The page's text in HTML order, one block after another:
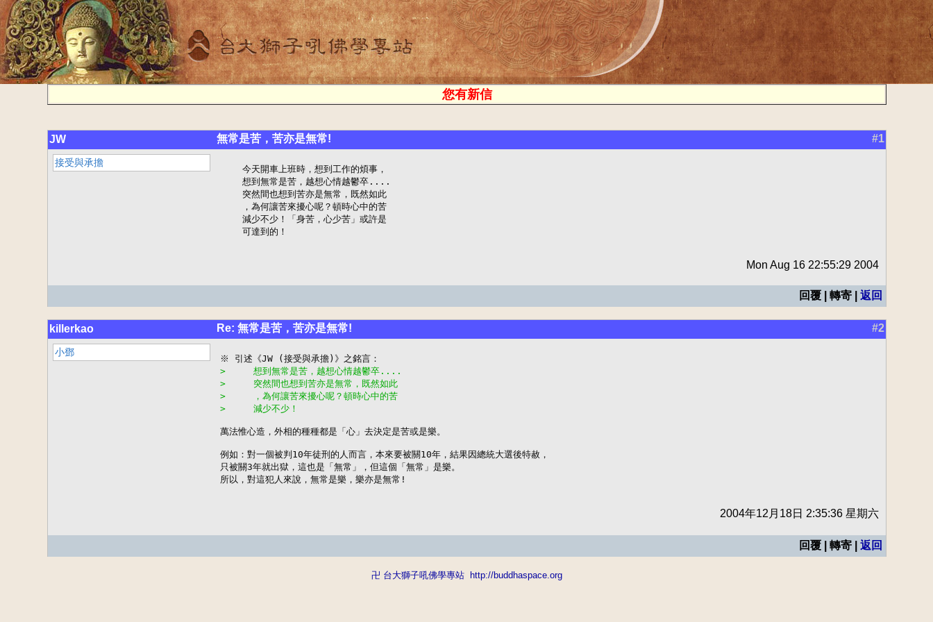
您有新信
JW 無常是苦，苦亦是無常! #1
接受與承擔
    今天開車上班時，想到工作的煩事，
    想到無常是苦，越想心情越鬱卒....
    突然間也想到苦亦是無常，既然如此
    ，為何讓苦來擾心呢？頓時心中的苦
    減少不少！「身苦，心少苦」或許是
    可達到的！
Mon Aug 16 22:55:29 2004
回覆 | 轉寄 | 返回
killerkao Re: 無常是苦，苦亦是無常! #2
小鄧
>     想到無常是苦，越想心情越鬱卒....
>     突然間也想到苦亦是無常，既然如此
>     ，為何讓苦來擾心呢？頓時心中的苦
>     減少不少！
萬法惟心造，外相的種種都是「心」去決定是苦或是樂。
例如：對一個被判10年徒刑的人而言，本來要被關10年，結果因總統大選後特赦，
只被關3年就出獄，這也是「無常」，但這個「無常」是樂。
所以，對這犯人來說，無常是樂，樂亦是無常!
2004年12月18日 2:35:36 星期六
回覆 | 轉寄 | 返回
卍 台大獅子吼佛學專站 http://buddhaspace.org